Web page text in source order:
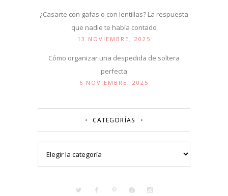
¿Casarte con gafas o con lentillas? La respuesta
que nadie te había contado
13 NOVIEMBRE, 2025
Cómo organizar una despedida de soltera
perfecta
6 NOVIEMBRE, 2025
CATEGORÍAS